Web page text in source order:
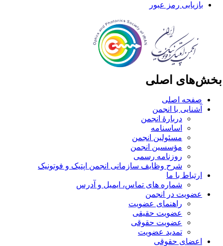
بازیابی رمز عبور
اصلی
صفحه اصلی
آشنایی با انجمن
دربارۀ انجمن
اساسنامه
مسئولین انجمن
مؤسسین انجمن
روزنامه رسمی
شرح وظایف سازمانی انجمن اپتیک و فوتونیک
ارتباط با ما
شماره های تماس، ایمیل و آدرس
عضویت در انجمن
راهنمای عضویت
عضویت حقیقی
عضویت حقوقی
تمدید عضویت
اعضای حقوقی